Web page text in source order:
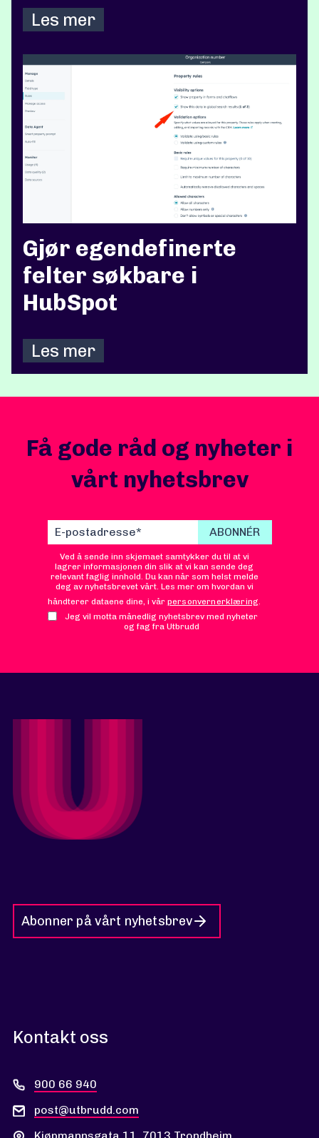
Les mer
Gjør egendefinerte
felter søkbare i
HubSpot
Les mer
Få gode råd og nyheter i
vårt nyhetsbrev
Ved å sende inn skjemaet samtykker du til at vi
lagrer informasjonen din slik at vi kan sende deg
relevant faglig innhold. Du kan når som helst melde
deg av nyhetsbrevet vårt. Les mer om hvordan vi
håndterer dataene dine, i vår personvernerklæring
Jeg vil motta månedlig nyhetsbrev med nyheter
og fag fra Utbrudd
Abonner på vårt nyhetsbrev
Kontakt oss
900 66 940
post@utbrudd.com